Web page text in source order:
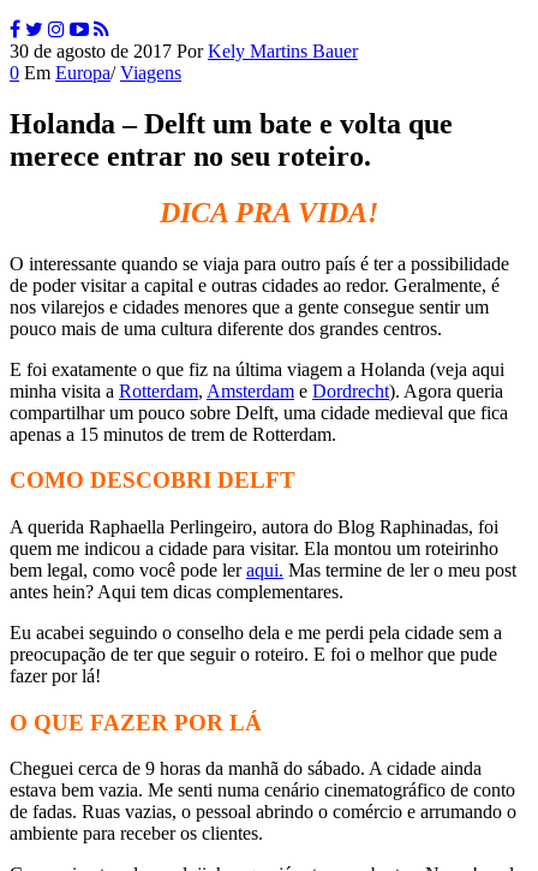
30 de agosto de 2017 Por Kely Martins Bauer
0 Em Europa/ Viagens
Holanda – Delft um bate e volta que
merece entrar no seu roteiro.
DICA PRA VIDA!
O interessante quando se viaja para outro país é ter a possibilidade
de poder visitar a capital e outras cidades ao redor. Geralmente, é
nos vilarejos e cidades menores que a gente consegue sentir um
pouco mais de uma cultura diferente dos grandes centros.
E foi exatamente o que fiz na última viagem a Holanda (veja aqui
minha visita a Rotterdam, Amsterdam e Dordrecht). Agora queria
compartilhar um pouco sobre Delft, uma cidade medieval que fica
apenas a 15 minutos de trem de Rotterdam.
COMO DESCOBRI DELFT
A querida Raphaella Perlingeiro, autora do Blog Raphinadas, foi
quem me indicou a cidade para visitar. Ela montou um roteirinho
bem legal, como você pode leraqui. Mas termine de ler o meu post
antes hein? Aqui tem dicas complementares.
Eu acabei seguindo o conselho dela e me perdi pela cidade sem a
preocupação de ter que seguir o roteiro. E foi o melhor que pude
fazer por lá!
O QUE FAZER POR LÁ
Cheguei cerca de 9 horas da manhã do sábado. A cidade ainda
estava bem vazia. Me senti numa cenário cinematográfico de conto
de fadas. Ruas vazias, o pessoal abrindo o comércio e arrumando o
ambiente para receber os clientes.